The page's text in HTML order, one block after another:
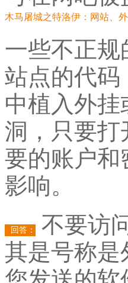
木马屠城之特洛伊：网站、
一些不正
站点的代码
中植入外
洞，只要
要的账户和
影响。
回答：
不要访
其是号称是